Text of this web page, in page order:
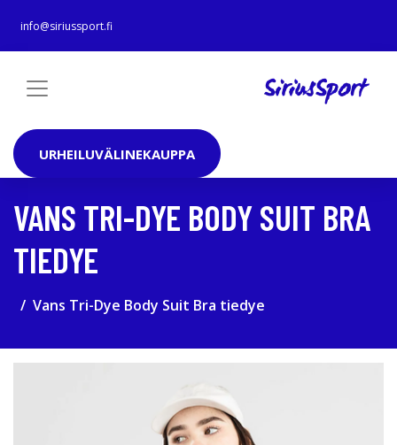
info@siriussport.fi
URHEILUVÄLINEKAUPPA
VANS TRI-DYE BODY SUIT BRA
TIEDYE
Vans Tri-Dye Body Suit Bra tiedye